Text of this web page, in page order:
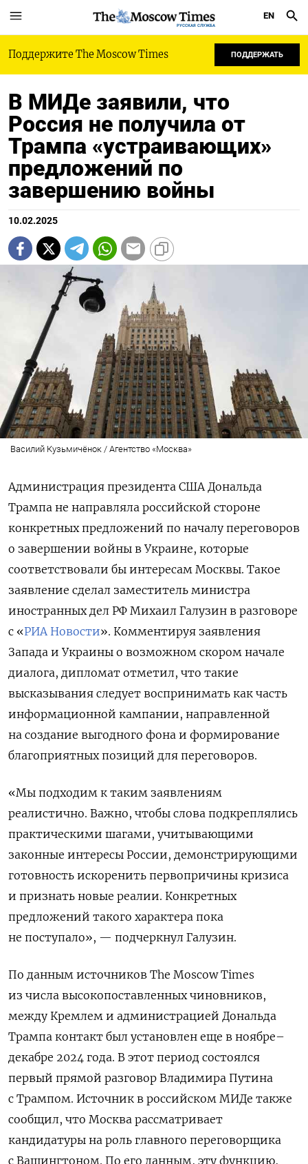
РУССКАЯ СЛУЖБА
EN
Поддержите The Moscow Times ПОДДЕРЖАТЬ
В МИДе заявили, что
Россия не получила от
Трампа «устраивающих»
предложений по
завершению войны
10.02.2025
Василий Кузьмичёнок / Агентство «Москва»
Администрация президента США Дональда
Трампа не направляла российской стороне
конкретных предложений по началу переговоров
о завершении войны в Украине, которые
соответствовали бы интересам Москвы. Такое
заявление сделал заместитель министра
иностранных дел РФ Михаил Галузин в разговоре
с «РИА Новости». Комментируя заявления
Запада и Украины о возможном скором начале
диалога, дипломат отметил, что такие
высказывания следует воспринимать как часть
информационной кампании, направленной
на создание выгодного фона и формирование
благоприятных позиций для переговоров.
«Мы подходим к таким заявлениям
реалистично. Важно, чтобы слова подкреплялись
практическими шагами, учитывающими
законные интересы России, демонстрирующими
готовность искоренить первопричины кризиса
и признать новые реалии. Конкретных
предложений такого характера пока
не поступало», — подчеркнул Галузин.
По данным источников The Moscow Times
из числа высокопоставленных чиновников,
между Кремлем и администрацией Дональда
Трампа контакт был установлен еще в ноябре–
декабре 2024 года. В этот период состоялся
первый прямой разговор Владимира Путина
с Трампом. Источник в российском МИДе также
сообщил, что Москва рассматривает
кандидатуры на роль главного переговорщика
с Вашингтоном. По его данным, эту функцию,